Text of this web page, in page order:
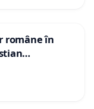
române în
de